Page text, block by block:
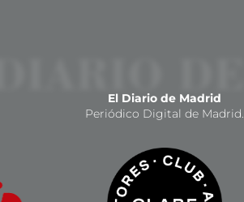
El Diario de Madrid
Periódico Digital de Madrid.